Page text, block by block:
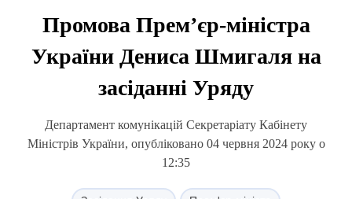
Промова Прем’єр-міністра
України Дениса Шмигаля на
засіданні Уряду
Департамент комунікацій Секретаріату Кабінету
Міністрів України, опубліковано 04 червня 2024 року о
12:35